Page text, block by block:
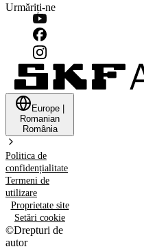
Urmăriți-ne
Europe
Romanian
România
Politica de
confidențialitate
Termeni de
utilizare
Proprietate site
Setări cookie
©Drepturi de
autor